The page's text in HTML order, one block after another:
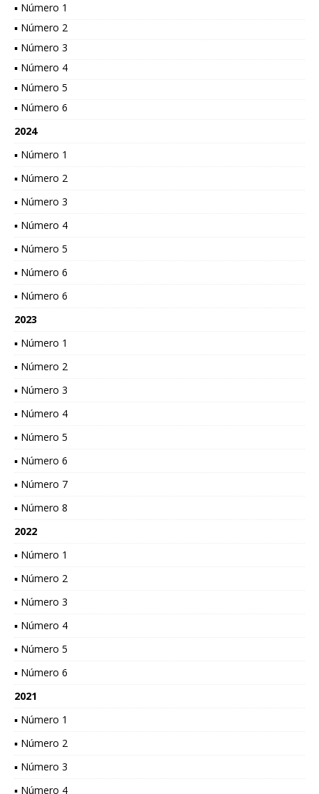
▪ Número 1
▪ Número 2
▪ Número 3
▪ Número 4
▪ Número 5
▪ Número 6
2024
▪ Número 1
▪ Número 2
▪ Número 3
▪ Número 4
▪ Número 5
▪ Número 6
▪ Número 6
2023
▪ Número 1
▪ Número 2
▪ Número 3
▪ Número 4
▪ Número 5
▪ Número 6
▪ Número 7
▪ Número 8
2022
▪ Número 1
▪ Número 2
▪ Número 3
▪ Número 4
▪ Número 5
▪ Número 6
2021
▪ Número 1
▪ Número 2
▪ Número 3
▪ Número 4